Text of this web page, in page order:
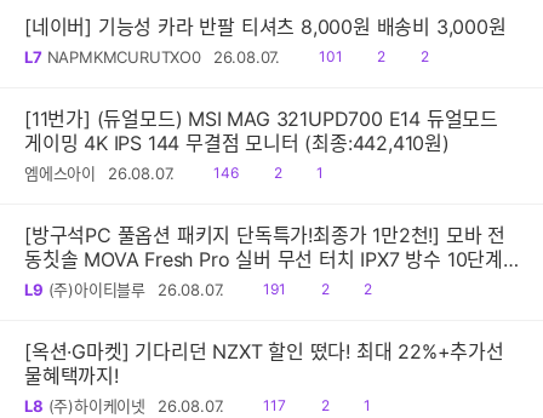
[네이버] 기능성 카라 반팔 티셔츠 8,000원 배송비 3,000원
L7 NAPMKMCURUTXO0 26.08.07.
읽
101
공
2
댓
2
[11번가] (듀얼모드) MSI MAG 321UPD700 E14 듀얼모드
게이밍 4K IPS 144 무결점 모니터 (최종:442,410원)
엠에스아이 26.08.07.
읽
146
공
2
댓1
[방구석PC 풀옵션 패키지 단독특가!최종가 1만2천!] 모바 전
동칫솔 MOVA Fresh Pro 실버 무선 터치 IPX7 방수 10단계
진동 음파 전동칫솔
L9 (주)아이티블루 26.08.07.
읽
191
공
2
댓
2
[옥션·G마켓] 기다리던 NZXT 할인 떴다! 최대 22%+추가선
물혜택까지!
L8 (주)하이케이넷 26.08.07.
읽
117
공
2
댓1